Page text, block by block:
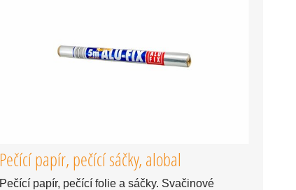
Pečící papír, pečící sáčky, alobal
Pečící papír, pečící folie a sáčky. Svačinové